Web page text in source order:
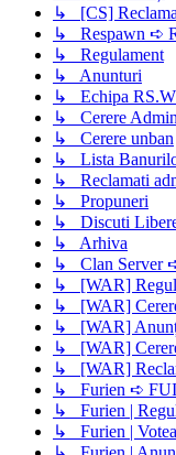
↳ [CS]
↳ Respawn ➪
↳ Regulament
↳ Anunturi
↳ Echipa
↳ Cerere
↳ Cerere unban
↳ Lista
↳ Reclamati
↳ Propuneri
↳ Discuti
↳ Arhiva
↳ Clan Server
↳ [WAR]
↳ [WAR]
↳ [WAR]
↳ [WAR]
↳ [WAR]
↳ Furien ➪
↳ Furien |
↳ Furien |